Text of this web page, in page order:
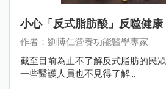
小心「反式脂肪酸」反噬健康
作者：劉博仁營養功能醫學專家
截至目前為止不了解反式脂肪的民
一些醫護人員也不見得了解...